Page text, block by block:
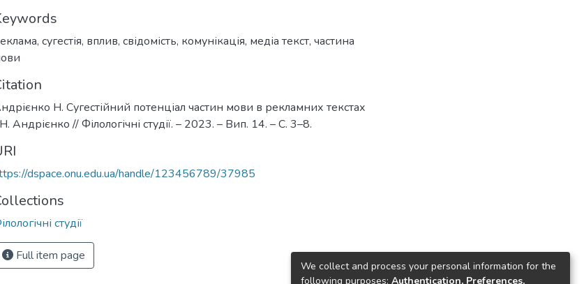
, сугестія, вплив, свідомість, комунікація, медіа текст, частина
Н. Сугестійний потенціал частин мови в рекламних текстах
Андрієнко // Філологічні студії. – 2023. – Вип. 14. – С. 3–8.
dspace.onu.edu.ua/handle/123456789/37985
студії
Full item page
We collect and process your personal information for the
following purposes: Authentication, Preferences,